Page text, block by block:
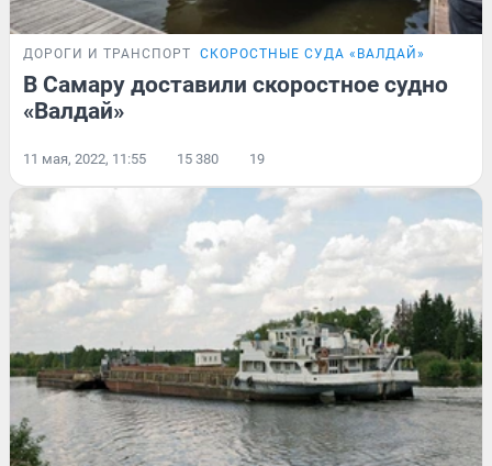
ДОРОГИ И ТРАНСПОРТ СКОРОСТНЫЕ СУДА «ВАЛДАЙ»
В Самару доставили скоростное судно
«Валдай»
11 мая, 2022, 11:55 15 380 19